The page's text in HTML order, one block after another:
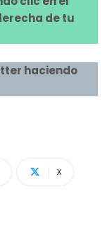
de tu
haciendo
X